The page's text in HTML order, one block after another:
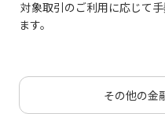
お引出し
対象取引のご利用に応じて
ます。
その他の金